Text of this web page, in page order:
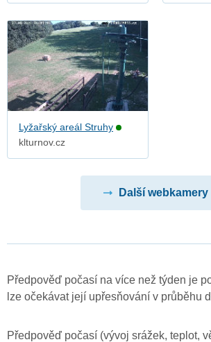
Lyžařský areál Struhy
klturnov.cz
Další webkamery
Předpověď počasí na více než týden je
lze očekávat její upřesňování v průběhu
Předpověď počasí (vývoj srážek, teplot,